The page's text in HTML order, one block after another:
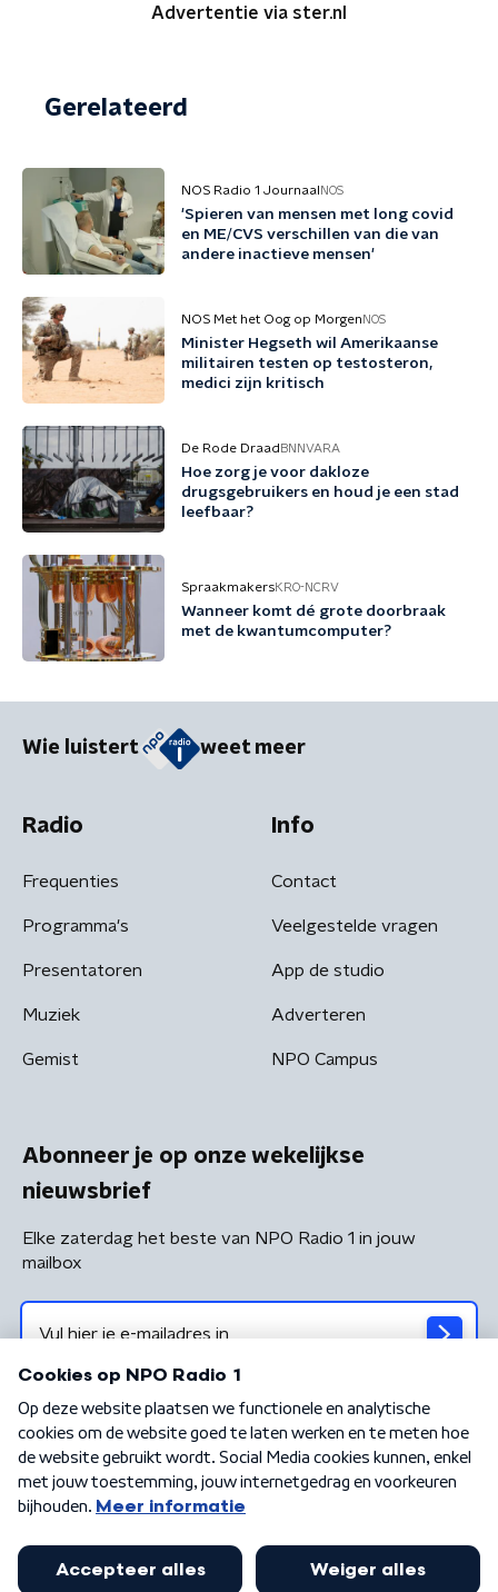
Advertentie via ster.nl
Gerelateerd
NOS Radio 1 Journaal NOS
'Spieren van mensen met long covid
en ME/CVS verschillen van die van
andere inactieve mensen'
NOS Met het Oog op Morgen NOS
Minister Hegseth wil Amerikaanse
militairen testen op testosteron,
medici zijn kritisch
De Rode Draad BNNVARA
Hoe zorg je voor dakloze
drugsgebruikers en houd je een stad
leefbaar?
SpraakmakersKRO-NCRV
Wanneer komt dé grote doorbraak
met de kwantumcomputer?
Wie luistert weet meer
Radio
Frequenties
Programma's
Presentatoren
Muziek
Gemist
Info
Contact
Veelgestelde vragen
App de studio
Adverteren
NPO Campus
Abonneer je op onze wekelijkse
nieuwsbrief
Elke zaterdag het beste van NPO Radio 1 in jouw
mailbox
Algemene voorwaarden